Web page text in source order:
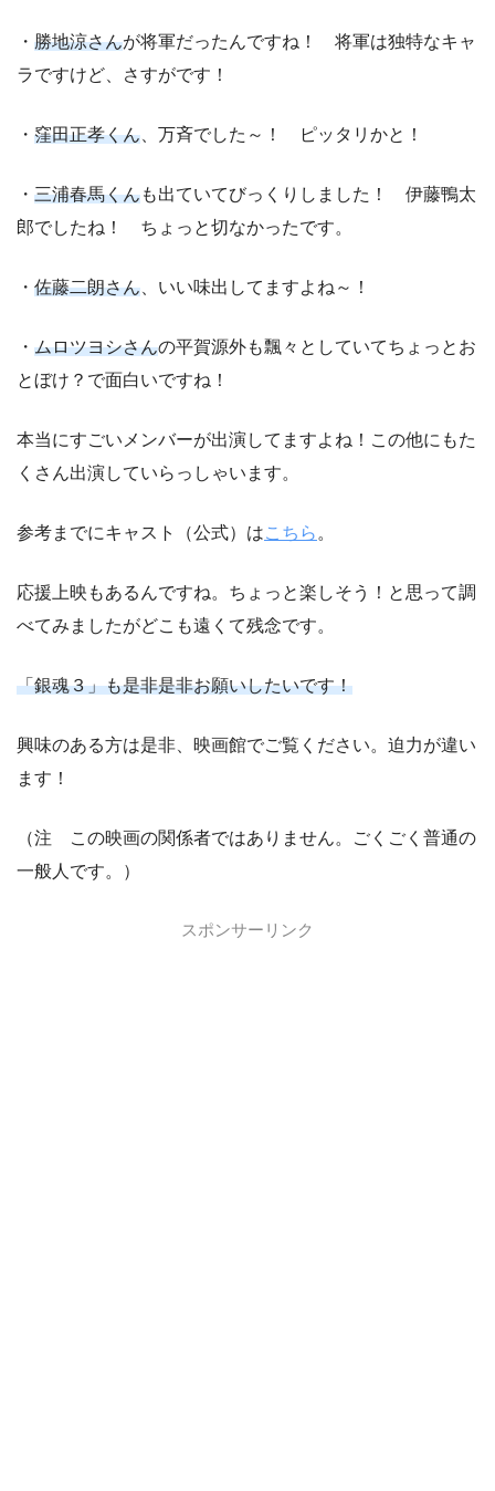
・ 勝地涼さんが将軍だったんですね！ 将軍は独特なキャ
ラですけど、さすがです！
・ 窪田正孝くん 、万斉でした～！ ピッタリかと！
・ 三浦春馬くんも出ていてびっくりしました！ 伊藤鴨太
郎でしたね！ ちょっと切なかったです。
・ 佐藤二朗さん 、いい味出してますよね～！
・ ムロツヨシさんの平賀源外も飄々としていてちょっとお
とぼけ？で面白いですね！
本当にすごいメンバーが出演してますよね！この他にもた
くさん出演していらっしゃいます。
参考までにキャスト（公式）はこちら 。
応援上映もあるんですね。ちょっと楽しそう！と思って調
べてみましたがどこも遠くて残念です。
「銀魂３」も是非是非お願いしたいです！
興味のある方は是非、映画館でご覧ください。迫力が違い
ます！
（注 この映画の関係者ではありません。ごくごく普通の
一般人です。）
スポンサーリンク